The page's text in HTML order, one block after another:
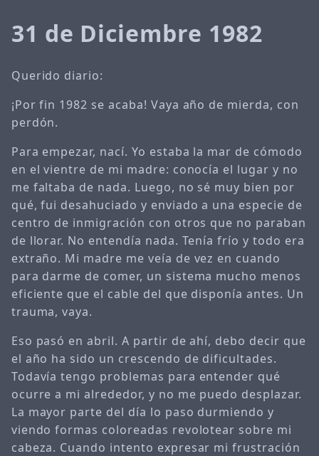
31 de Diciembre 1982
Querido diario:
¡Por fin 1982 se acaba! Vaya año de mierda, con
perdón.
Para empezar, nací. Yo estaba la mar de cómodo
en el vientre de mi madre: conocía el lugar y no
me faltaba de nada. Luego, no sé muy bien por
qué, fui desahuciado y enviado a una especie de
centro de inmigración con otros que no paraban
de llorar. No entendía nada. Tenía frío y todo era
extraño. Mi madre me veía de vez en cuando
para darme de comer, un sistema mucho menos
eficiente que el cable del que disponía antes. Un
trauma, vaya.
Eso pasó en abril. A partir de ahí, debo decir que
el año ha sido un crescendo de dificultades.
Todavía tengo problemas para entender qué
ocurre a mi alrededor, y no me puedo desplazar.
La mayor parte del día lo paso durmiendo y
viendo formas coloreadas revolotear sobre mi
cabeza. Cuando intento expresar mi frustración